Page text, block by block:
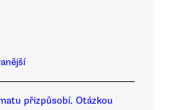
přizpůsobí. Otázkou